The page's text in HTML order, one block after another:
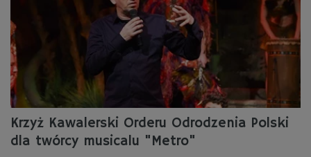
Krzyż Kawalerski Orderu Odrodzenia Polski
dla twórcy musicalu "Metro"